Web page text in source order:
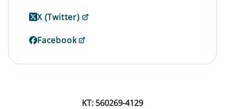
X (Twitter)
Facebook
KT: 560269-4129